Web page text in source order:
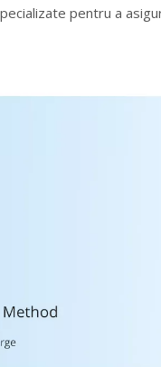
pentru a